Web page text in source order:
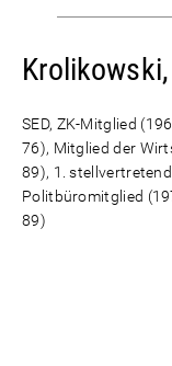
SED, ZK-Mitglied
76), Mitglied der
89), 1.
Politbüromitglied
89)